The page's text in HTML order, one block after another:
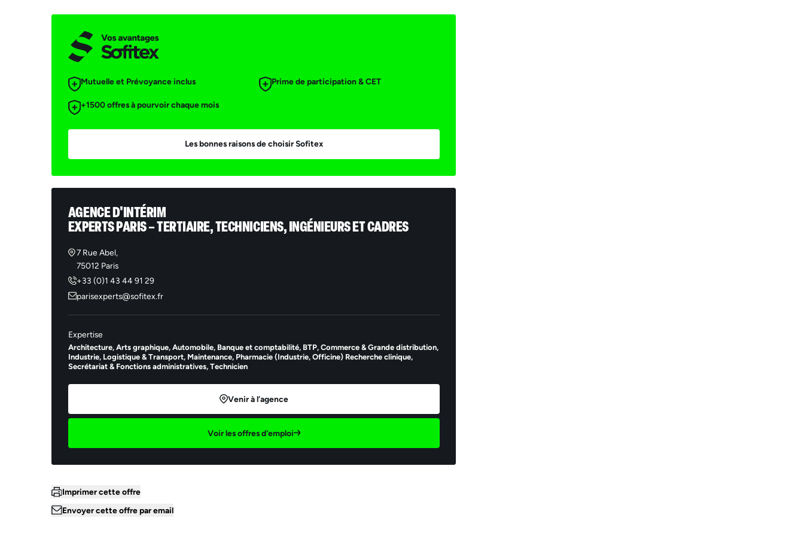
Mutuelle et Prévoyance inclus Prime de participation & CET
+1500 offres à pourvoir chaque mois
Les bonnes raisons de choisir Sofitex
AGENCE D'INTÉRIM
EXPERTS PARIS – TERTIAIRE, TECHNICIENS, INGÉNIEURS ET CADRES
7 Rue Abel,
75012 Paris
+33 (0)1 43 44 91 29
parisexperts@sofitex.fr
Expertise
Architecture, Arts graphique, Automobile, Banque et comptabilité, BTP, Commerce & Grande distribution,
Industrie, Logistique & Transport, Maintenance, Pharmacie (Industrie, Officine) Recherche clinique,
Secrétariat & Fonctions administratives, Technicien
Venir à l’agence
Voir les offres d'emploi
Imprimer cette offre
Envoyer cette offre par email